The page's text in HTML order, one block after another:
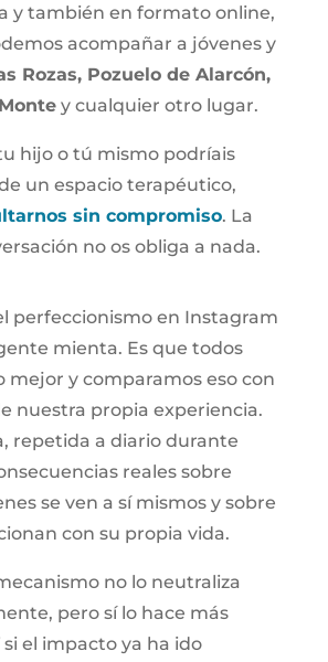
y también en formato online,
acompañar a jóvenes y
Rozas, Pozuelo de Alarcón,
y cualquier otro lugar.
hijo o tú mismo podríais
un espacio terapéutico,
sin compromiso. La
no os obliga a nada.
perfeccionismo en Instagram
mienta. Es que todos
mejor y comparamos eso con
nuestra propia experiencia.
repetida a diario durante
reales sobre
se ven a sí mismos y sobre
con su propia vida.
no lo neutraliza
pero sí lo hace más
el impacto ya ha ido